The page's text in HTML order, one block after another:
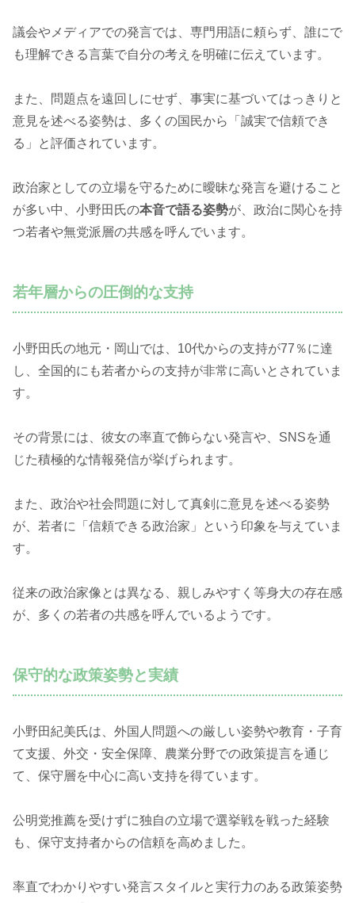
議会やメディアでの発言では、専門用語に頼らず、誰にで
も理解できる言葉で自分の考えを明確に伝えています。
また、問題点を遠回しにせず、事実に基づいてはっきりと
意見を述べる姿勢は、多くの国民から「誠実で信頼でき
る」と評価されています。
政治家としての立場を守るために曖昧な発言を避けること
が多い中、小野田氏の本音で語る姿勢が、政治に関心を持
つ若者や無党派層の共感を呼んでいます。
若年層からの圧倒的な支持
小野田氏の地元・岡山では、10代からの支持が77％に達
し、全国的にも若者からの支持が非常に高いとされていま
す。
その背景には、彼女の率直で飾らない発言や、SNSを通
じた積極的な情報発信が挙げられます。
また、政治や社会問題に対して真剣に意見を述べる姿勢
が、若者に「信頼できる政治家」という印象を与えていま
す。
従来の政治家像とは異なる、親しみやすく等身大の存在感
が、多くの若者の共感を呼んでいるようです。
保守的な政策姿勢と実績
小野田紀美氏は、外国人問題への厳しい姿勢や教育・子育
て支援、外交・安全保障、農業分野での政策提言を通じ
て、保守層を中心に高い支持を得ています。
公明党推薦を受けずに独自の立場で選挙戦を戦った経験
も、保守支持者からの信頼を高めました。
率直でわかりやすい発言スタイルと実行力のある政策姿勢